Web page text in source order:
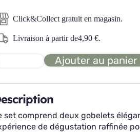
Click&Collect gratuit en magasin.
Livraison à partir de4,90 €.
Ajouter au panier
set comprend deux gobelets
de dégustation raffinée